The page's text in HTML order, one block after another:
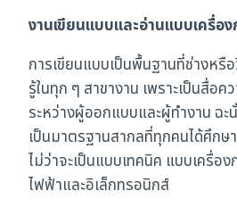
งานเขียนแบบและอ่านแบบเครื่อ
การเขียนแบบเป็นพื้นฐานที่ช่างหรื
รู้ในทุก ๆ สาขางาน เพราะเป็นสื่อค
ระหว่างผู้ออกแบบและผู้ทำงาน ฉ
เป็นมาตรฐานสากลที่ทุกคนได้ศึกษ
ไม่ว่าจะเป็นแบบเทคนิค แบบเครื่อ
ไฟฟ้าและอิเล็กทรอนิกส์